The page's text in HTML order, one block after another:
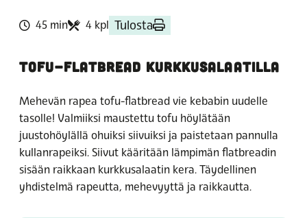
45 min 4 kpl Tulosta
TOFU-FLATBREAD KURKKUSALAATILLA
Mehevän rapea tofu-flatbread vie kebabin uudelle
tasolle! Valmiiksi maustettu tofu höylätään
juustohöylällä ohuiksi siivuiksi ja paistetaan pannulla
kullanrapeiksi. Siivut kääritään lämpimän flatbreadin
sisään raikkaan kurkkusalaatin kera. Täydellinen
yhdistelmä rapeutta, mehevyyttä ja raikkautta.